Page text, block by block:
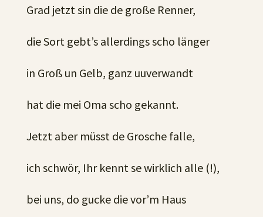
Grad jetzt sin die de große Renner,
die Sort gebt’s allerdings scho länger
in Groß un Gelb, ganz uuverwandt
hat die mei Oma scho gekannt.
Jetzt aber müsst de Grosche falle,
ich schwör, Ihr kennt se wirklich alle (!),
bei uns, do gucke die vor’m Haus